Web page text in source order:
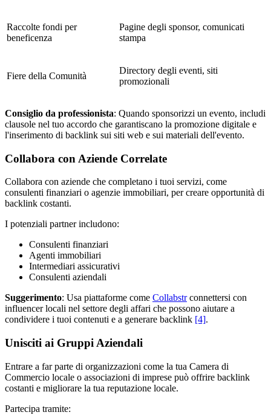
Raccolte fondi per
beneficenza
Pagine degli sponsor, comunicati
stampa
Fiere della Comunità
Directory degli eventi, siti
promozionali
Consiglio da professionista: Quando sponsorizzi un evento, includi
clausole nel tuo accordo che garantiscano la promozione digitale e
l'inserimento di backlink sui siti web e sui materiali dell'evento.
Collabora con Aziende Correlate
Collabora con aziende che completano i tuoi servizi, come
consulenti finanziari o agenzie immobiliari, per creare opportunità di
backlink costanti.
I potenziali partner includono:
Consulenti finanziari
Agenti immobiliari
Intermediari assicurativi
Consulenti aziendali
Suggerimento: Usa piattaforme come Collabstrconnettersi con
influencer locali nel settore degli affari che possono aiutare a
condividere i tuoi contenuti e a generare backlink [4].
Unisciti ai Gruppi Aziendali
Entrare a far parte di organizzazioni come la tua Camera di
Commercio locale o associazioni di imprese può offrire backlink
costanti e migliorare la tua reputazione locale.
Partecipa tramite: